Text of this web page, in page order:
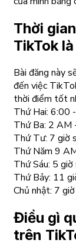
Thời
TikTok
Bài đăng này
đến việc
thời điểm tốt
Thứ Hai: 6:00
Thứ Ba: 2
Thứ Tư: 7 giờ
Thứ Năm 9
Thứ Sáu: 5
Thứ Bảy: 11
Chủ nhật: 7
Điều gì
trên